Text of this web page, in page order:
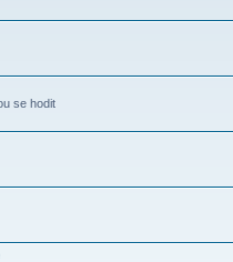
se hodit